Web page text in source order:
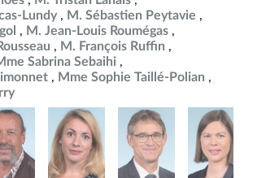
Lundy
M. Sébastien Peytavie
M. Jean-Louis Roumégas
M. François Ruffin
Sabrina Sebaihi
Mme Sophie Taillé-Polian